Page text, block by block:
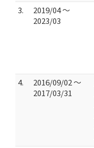
3.
2019/04 ～
2023/03
4.
2016/09/02 ～
2017/03/31